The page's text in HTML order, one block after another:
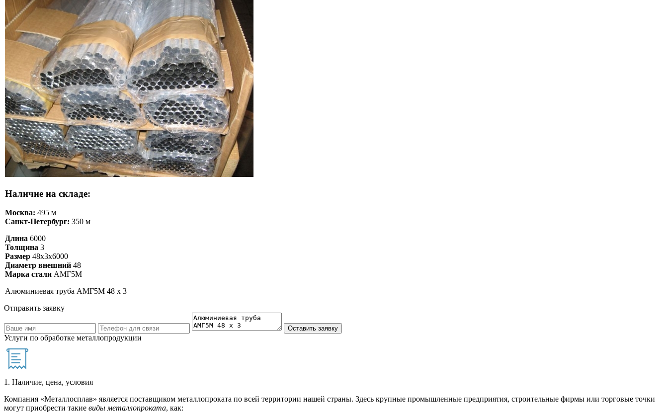
Наличие на складе:
Москва: 495 м
Санкт-Петербург: 350 м
Длина 6000
Толщина 3
Размер 48х3х6000
Диаметр внешний 48
Марка стали АМГ5М
Алюминиевая труба АМГ5М 48 х 3
Отправить заявку
Услуги по обработке металлопродукции
1. Наличие, цена, условия
Компания «Металлосплав» является поставщиком металлопроката по всей территории нашей страны. Здесь крупные промышленные предприятия, строительные фирмы или торговые точки
могут приобрести такие виды металлопроката, как: